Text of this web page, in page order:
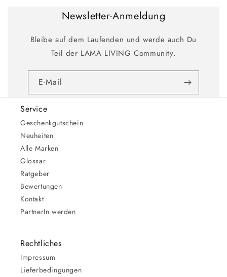
Newsletter-Anmeldung
Bleibe auf dem Laufenden und werde auch Du
Teil der LAMA LIVING Community.
E-Mail
Service
Geschenkgutschein
Neuheiten
Alle Marken
Glossar
Ratgeber
Bewertungen
Kontakt
PartnerIn werden
Rechtliches
Impressum
Lieferbedingungen